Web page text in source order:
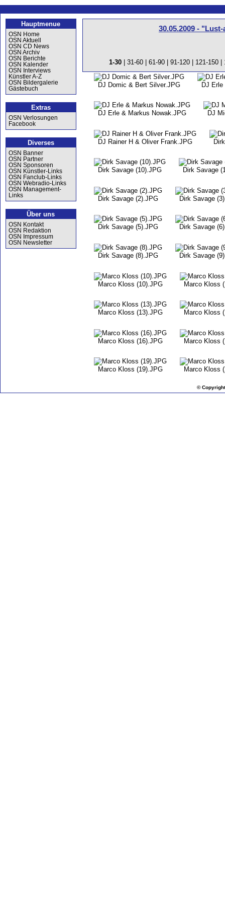
Hauptmenue
OSN Home
OSN Aktuell
OSN CD News
OSN Archiv
OSN Berichte
OSN Kalender
OSN Interviews
Künstler A-Z
OSN Bildergalerie
Gästebuch
Extras
OSN Verlosungen
Facebook
Diverses
OSN Banner
OSN Partner
OSN Sponsoren
OSN Künstler-Links
OSN Fanclub-Links
OSN Webradio-Links
OSN Management-
Links
Über uns
OSN Kontakt
OSN Redaktion
OSN Impressum
OSN Newsletter
30.05.2009 -
1-30 |31-60 |61-90 |91-120 | 121-150 |
DJ Domic & Bert Silver.JPG DJ Erle
DJ Erle & Markus Nowak.JPG DJ
DJ Rainer H & Oliver Frank.JPG
Dirk Savage (10).JPG Dirk Savage
Dirk Savage (2).JPG Dirk Savage
Dirk Savage (5).JPG Dirk Savage
Dirk Savage (8).JPG Dirk Savage
Marco Kloss (10).JPG Marco Kloss
Marco Kloss (13).JPG Marco Kloss
Marco Kloss (16).JPG Marco Kloss
Marco Kloss (19).JPG Marco Kloss
©